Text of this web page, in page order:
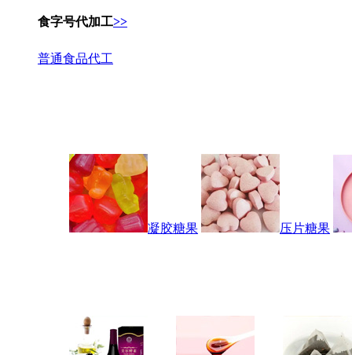
食字号代加工>>
普通食品代工
凝胶糖果 压片糖果